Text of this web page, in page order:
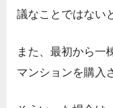
議なことではない
また、最初から一
マンションを購入